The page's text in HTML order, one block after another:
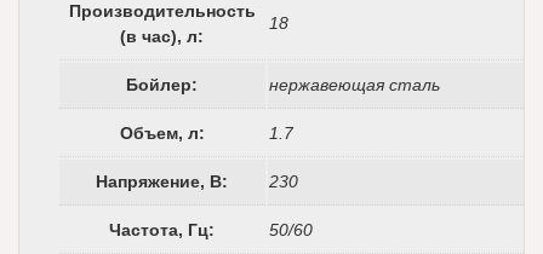
Производительность
(в час), л:
18
Бойлер: нержавеющая сталь
Объем, л: 1.7
Напряжение, В: 230
Частота, Гц: 50/60